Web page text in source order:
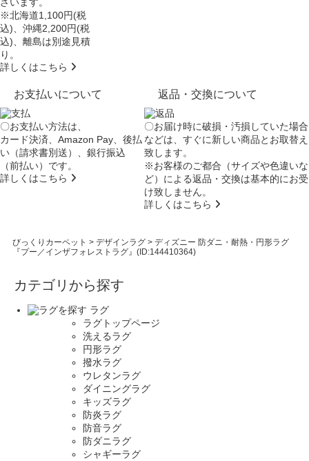
ざいます。
※北海道1,100円(税
込)、沖縄2,200円(税
込)、離島は別途見積
り。
詳しくはこちら
お支払いについて
〇お支払い方法は、
カード決済、Amazon Pay、後払
い（請求書別送）、銀行振込
（前払い）です。
詳しくはこちら
返品・交換について
〇お届け時に破損・汚損していた場合
などは、すぐに新しい商品とお取替え
致します。
※お客様のご都合（サイズや色違いな
ど）による返品・交換は基本的にお受
け致しません。
詳しくはこちら
びっくりカーペット > デザインラグ> ディズニー 防ダニ・耐熱・円形ラグ
『プー／インザフォレストラグ』(ID:144410364)
カテゴリから探す
ラグ
ラグトップページ
洗えるラグ
円形ラグ
撥水ラグ
ウレタンラグ
ダイニングラグ
キッズラグ
防炎ラグ
防音ラグ
防ダニラグ
シャギーラグ